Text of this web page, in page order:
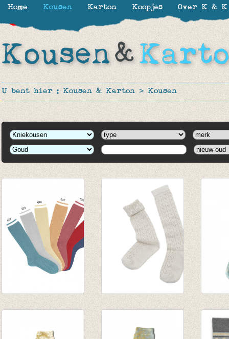
U bent hier : Kousen & Karton > Kousen
light
Home Kousen Karton Koopjes Over K & K